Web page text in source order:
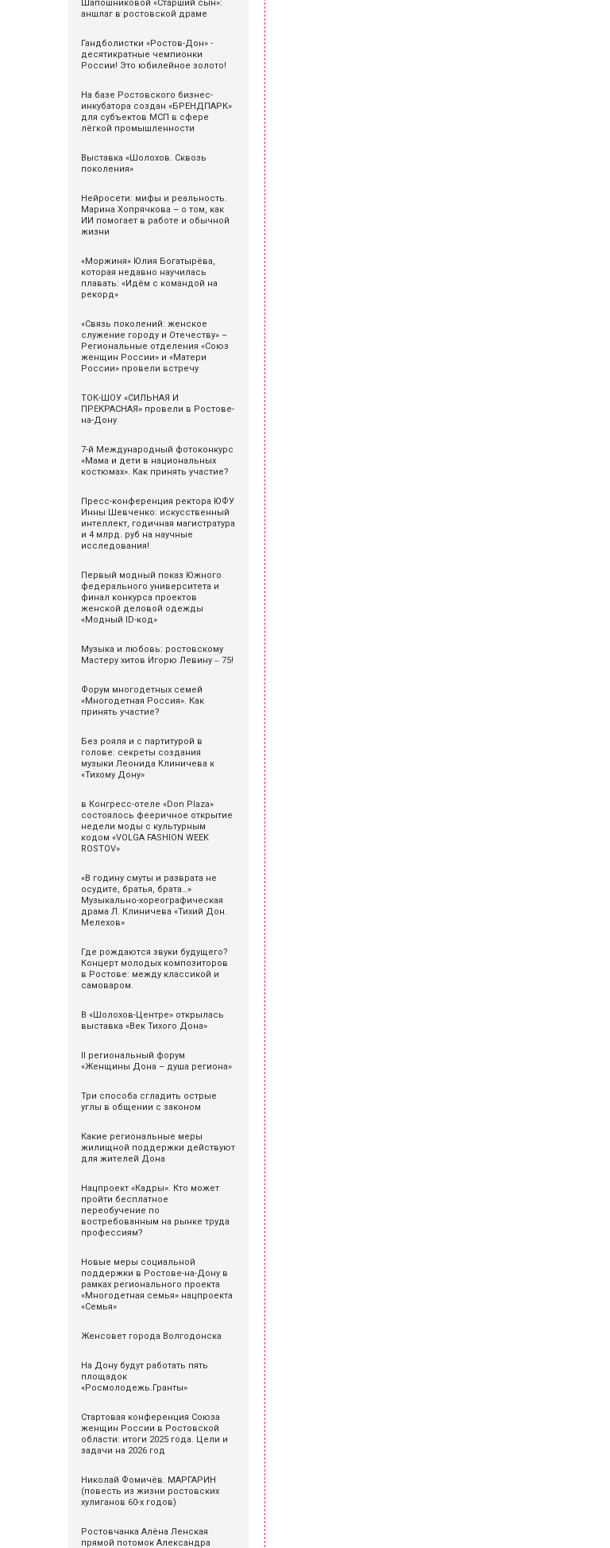
Шапошниковой «Старший сын»:
аншлаг в ростовской драме
Гандболистки «Ростов-Дон» -
десятикратные чемпионки
России! Это юбилейное золото!
На базе Ростовского бизнес-
инкубатора создан «БРЕНДПАРК»
для субъектов МСП в сфере
лёгкой промышленности
Выставка «Шолохов. Сквозь
поколения»
Нейросети: мифы и реальность.
Марина Хопрячкова – о том, как
ИИ помогает в работе и обычной
жизни
«Моржиня» Юлия Богатырёва,
которая недавно научилась
плавать: «Идём с командой на
рекорд»
«Связь поколений: женское
служение городу и Отечеству» –
Региональные отделения «Союз
женщин России» и «Матери
России» провели встречу
ТОК-ШОУ «СИЛЬНАЯ И
ПРЕКРАСНАЯ» провели в Ростове-
на-Дону
7-й Международный фотоконкурс
«Мама и дети в национальных
костюмах». Как принять участие?
Пресс-конференция ректора ЮФУ
Инны Шевченко: искусственный
интеллект, годичная магистратура
и 4 млрд. руб на научные
исследования!
Первый модный показ Южного
федерального университета и
финал конкурса проектов
женской деловой одежды
«Модный ID-код»
Музыка и любовь: ростовскому
Мастеру хитов Игорю Левину ‒ 75!
Форум многодетных семей
«Многодетная Россия». Как
принять участие?
Без рояля и с партитурой в
голове: секреты создания
музыки Леонида Клиничева к
«Тихому Дону»
в Конгресс-отеле «Don Plaza»
состоялось фееричное открытие
недели моды с культурным
кодом «VOLGA FASHION WEEK
ROSTOV»
«В годину смуты и разврата не
осудите, братья, брата…»
Музыкально-хореографическая
драма Л. Клиничева «Тихий Дон.
Мелехов»
Где рождаются звуки будущего?
Концерт молодых композиторов
в Ростове: между классикой и
самоваром.
В «Шолохов-Центре» открылась
выставка «Век Тихого Дона»
II региональный форум
«Женщины Дона – душа региона»
Три способа сгладить острые
углы в общении с законом
Какие региональные меры
жилищной поддержки действуют
для жителей Дона
Нацпроект «Кадры». Кто может
пройти бесплатное
переобучение по
востребованным на рынке труда
профессиям?
Новые меры социальной
поддержки в Ростове-на-Дону в
рамках регионального проекта
«Многодетная семья» нацпроекта
«Семья»
Женсовет города Волгодонска
На Дону будут работать пять
площадок
«Росмолодежь.Гранты»
Стартовая конференция Союза
женщин России в Ростовской
области: итоги 2025 года. Цели и
задачи на 2026 год
Николай Фомичёв. МАРГАРИН
(повесть из жизни ростовских
хулиганов 60-х годов)
Ростовчанка Алёна Ленская
прямой потомок Александра